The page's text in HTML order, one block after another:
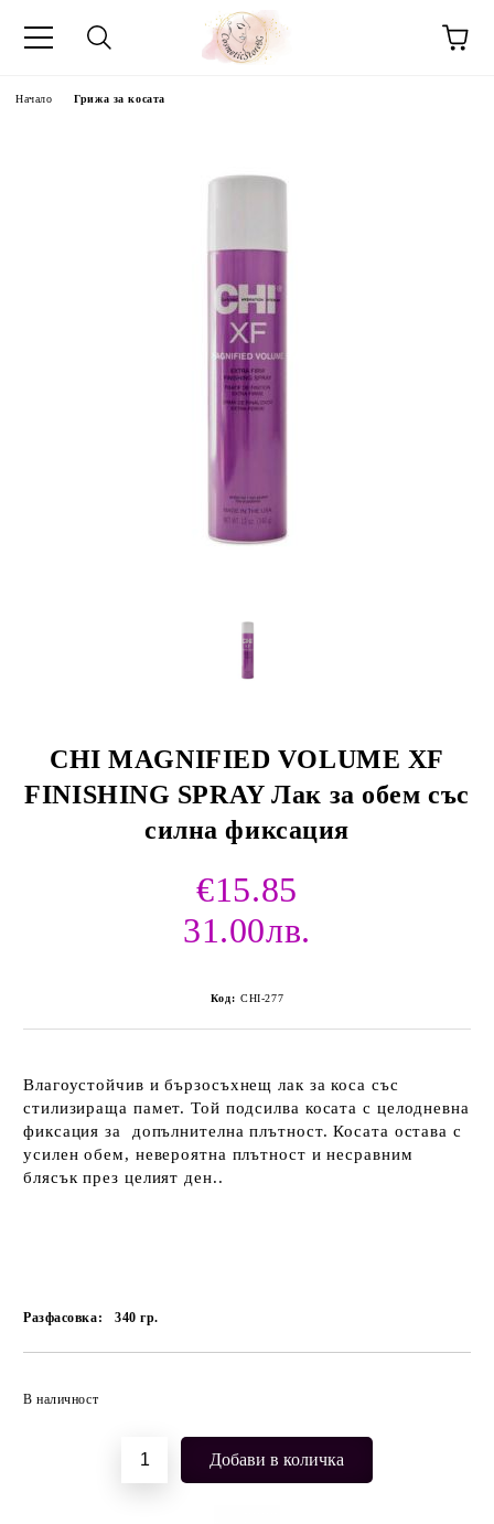
Начало Грижа за косата
CHI MAGNIFIED VOLUME XF
FINISHING SPRAY Лак за обем със
силна фиксация
€15.85
31.00лв.
Код: CHI-277
Влагоустойчив и бързосъхнещ лак за коса със
стилизираща памет. Той подсилва косата с целодневна
фиксация за допълнителна плътност. Косата остава с
усилен обем, невероятна плътност и несравним
блясък през целият ден..
Разфасовка: 340гр.
В наличност